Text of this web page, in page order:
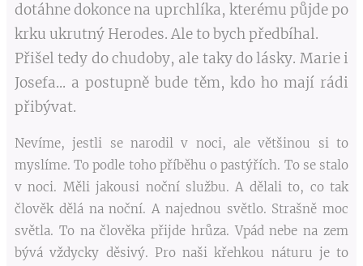
dotáhne dokonce na uprchlíka, kterému půjde po
krku ukrutný Herodes. Ale to bych předbíhal.
Přišel tedy do chudoby, ale taky do lásky. Marie i
Josefa... a postupně bude těm, kdo ho mají rádi
přibývat.
Nevíme, jestli se narodil v noci, ale většinou si to
myslíme. To podle toho příběhu o pastýřích. To se stalo
v noci. Měli jakousi noční službu. A dělali to, co tak
člověk dělá na noční. A najednou světlo. Strašně moc
světla. To na člověka přijde hrůza. Vpád nebe na zem
bývá vždycky děsivý. Pro naši křehkou náturu je to